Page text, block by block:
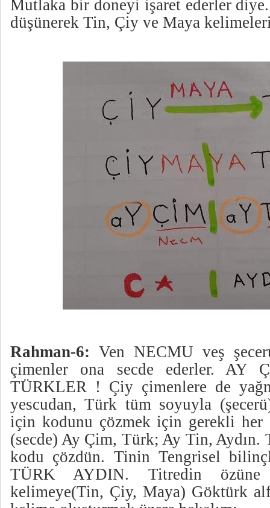
Mutlaka bir doneyi işaret ederler
düşünerek Tin, Çiy ve Maya
Rahman-6: Ven NECMU veş
çimenler ona secde ederler.
TÜRKLER ! Çiy çimenlere de
yescudan, Türk tüm soyuyla
için kodunu çözmek için gerekli her
(secde) Ay Çim, Türk; Ay Tin, Aydın.
kodu çözdün. Tinin Tengrisel
TÜRK AYDIN. Titredin
kelimeye(Tin, Çiy, Maya) Göktürk